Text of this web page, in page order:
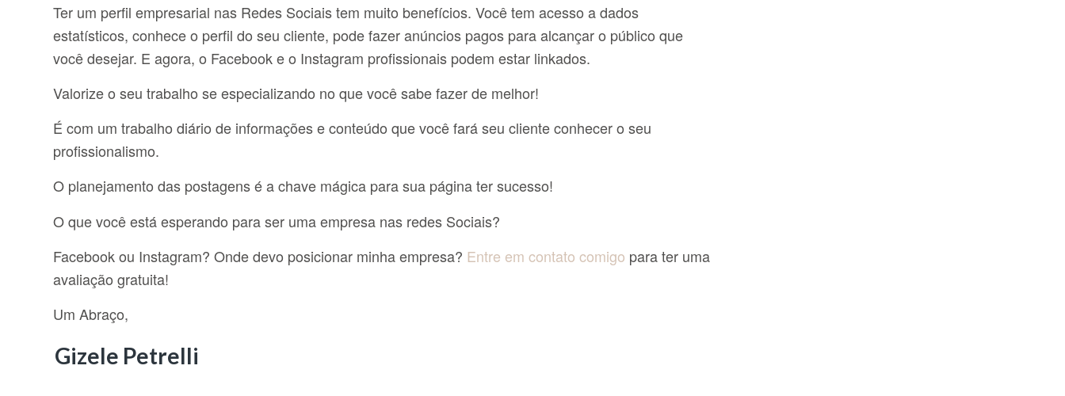
Ter um perfil empresarial nas Redes Sociais tem muito benefícios. Você tem acesso a dados
estatísticos, conhece o perfil do seu cliente, pode fazer anúncios pagos para alcançar o público que
você desejar. E agora, o Facebook e o Instagram profissionais podem estar linkados.
Valorize o seu trabalho se especializando no que você sabe fazer de melhor!
É com um trabalho diário de informações e conteúdo que você fará seu cliente conhecer o seu
profissionalismo.
O planejamento das postagens é a chave mágica para sua página ter sucesso!
O que você está esperando para ser uma empresa nas redes Sociais?
Facebook ou Instagram? Onde devo posicionar minha empresa? Entre em contato comigo para ter uma
avaliação gratuita!
Um Abraço,
Gizele Petrelli